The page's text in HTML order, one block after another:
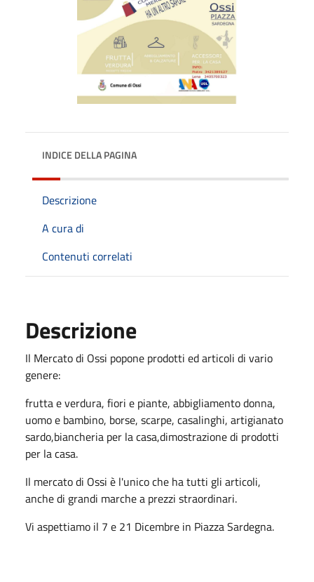
INDICE DELLA PAGINA
Descrizione
A cura di
Contenuti correlati
Descrizione
Il Mercato di Ossi popone prodotti ed articoli di vario
genere:
frutta e verdura, fiori e piante, abbigliamento donna,
uomo e bambino, borse, scarpe, casalinghi, artigianato
sardo,biancheria per la casa,dimostrazione di prodotti
per la casa.
Il mercato di Ossi è l'unico che ha tutti gli articoli,
anche di grandi marche a prezzi straordinari.
Vi aspettiamo il 7 e 21 Dicembre in Piazza Sardegna.